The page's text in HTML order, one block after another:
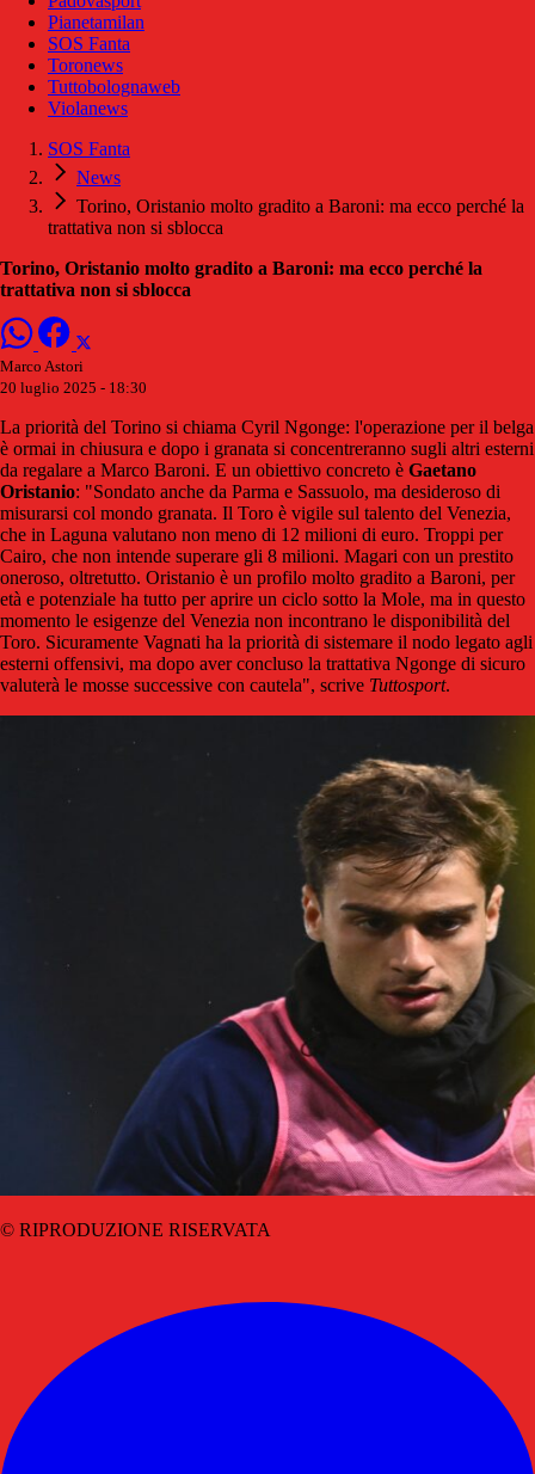
Pianetamilan
SOS Fanta
Toronews
Tuttobolognaweb
Violanews
SOS Fanta
News
Torino, Oristanio molto gradito a Baroni: ma ecco perché la
trattativa non si sblocca
Torino, Oristanio molto gradito a Baroni: ma ecco perché la
trattativa non si sblocca
Marco Astori
20 luglio 2025 - 18:30
La priorità del Torino si chiama Cyril Ngonge: l'operazione per il belga
è ormai in chiusura e dopo i granata si concentreranno sugli altri esterni
da regalare a Marco Baroni. E un obiettivo concreto è Gaetano
Oristanio: "Sondato anche da Parma e Sassuolo, ma desideroso di
misurarsi col mondo granata. Il Toro è vigile sul talento del Venezia,
che in Laguna valutano non meno di 12 milioni di euro. Troppi per
Cairo, che non intende superare gli 8 milioni. Magari con un prestito
oneroso, oltretutto. Oristanio è un profilo molto gradito a Baroni, per
età e potenziale ha tutto per aprire un ciclo sotto la Mole, ma in questo
momento le esigenze del Venezia non incontrano le disponibilità del
Toro. Sicuramente Vagnati ha la priorità di sistemare il nodo legato agli
esterni offensivi, ma dopo aver concluso la trattativa Ngonge di sicuro
valuterà le mosse successive con cautela", scrive Tuttosport.
© RIPRODUZIONE RISERVATA